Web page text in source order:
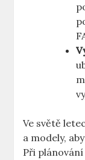
Ve světě
a modely,
Při